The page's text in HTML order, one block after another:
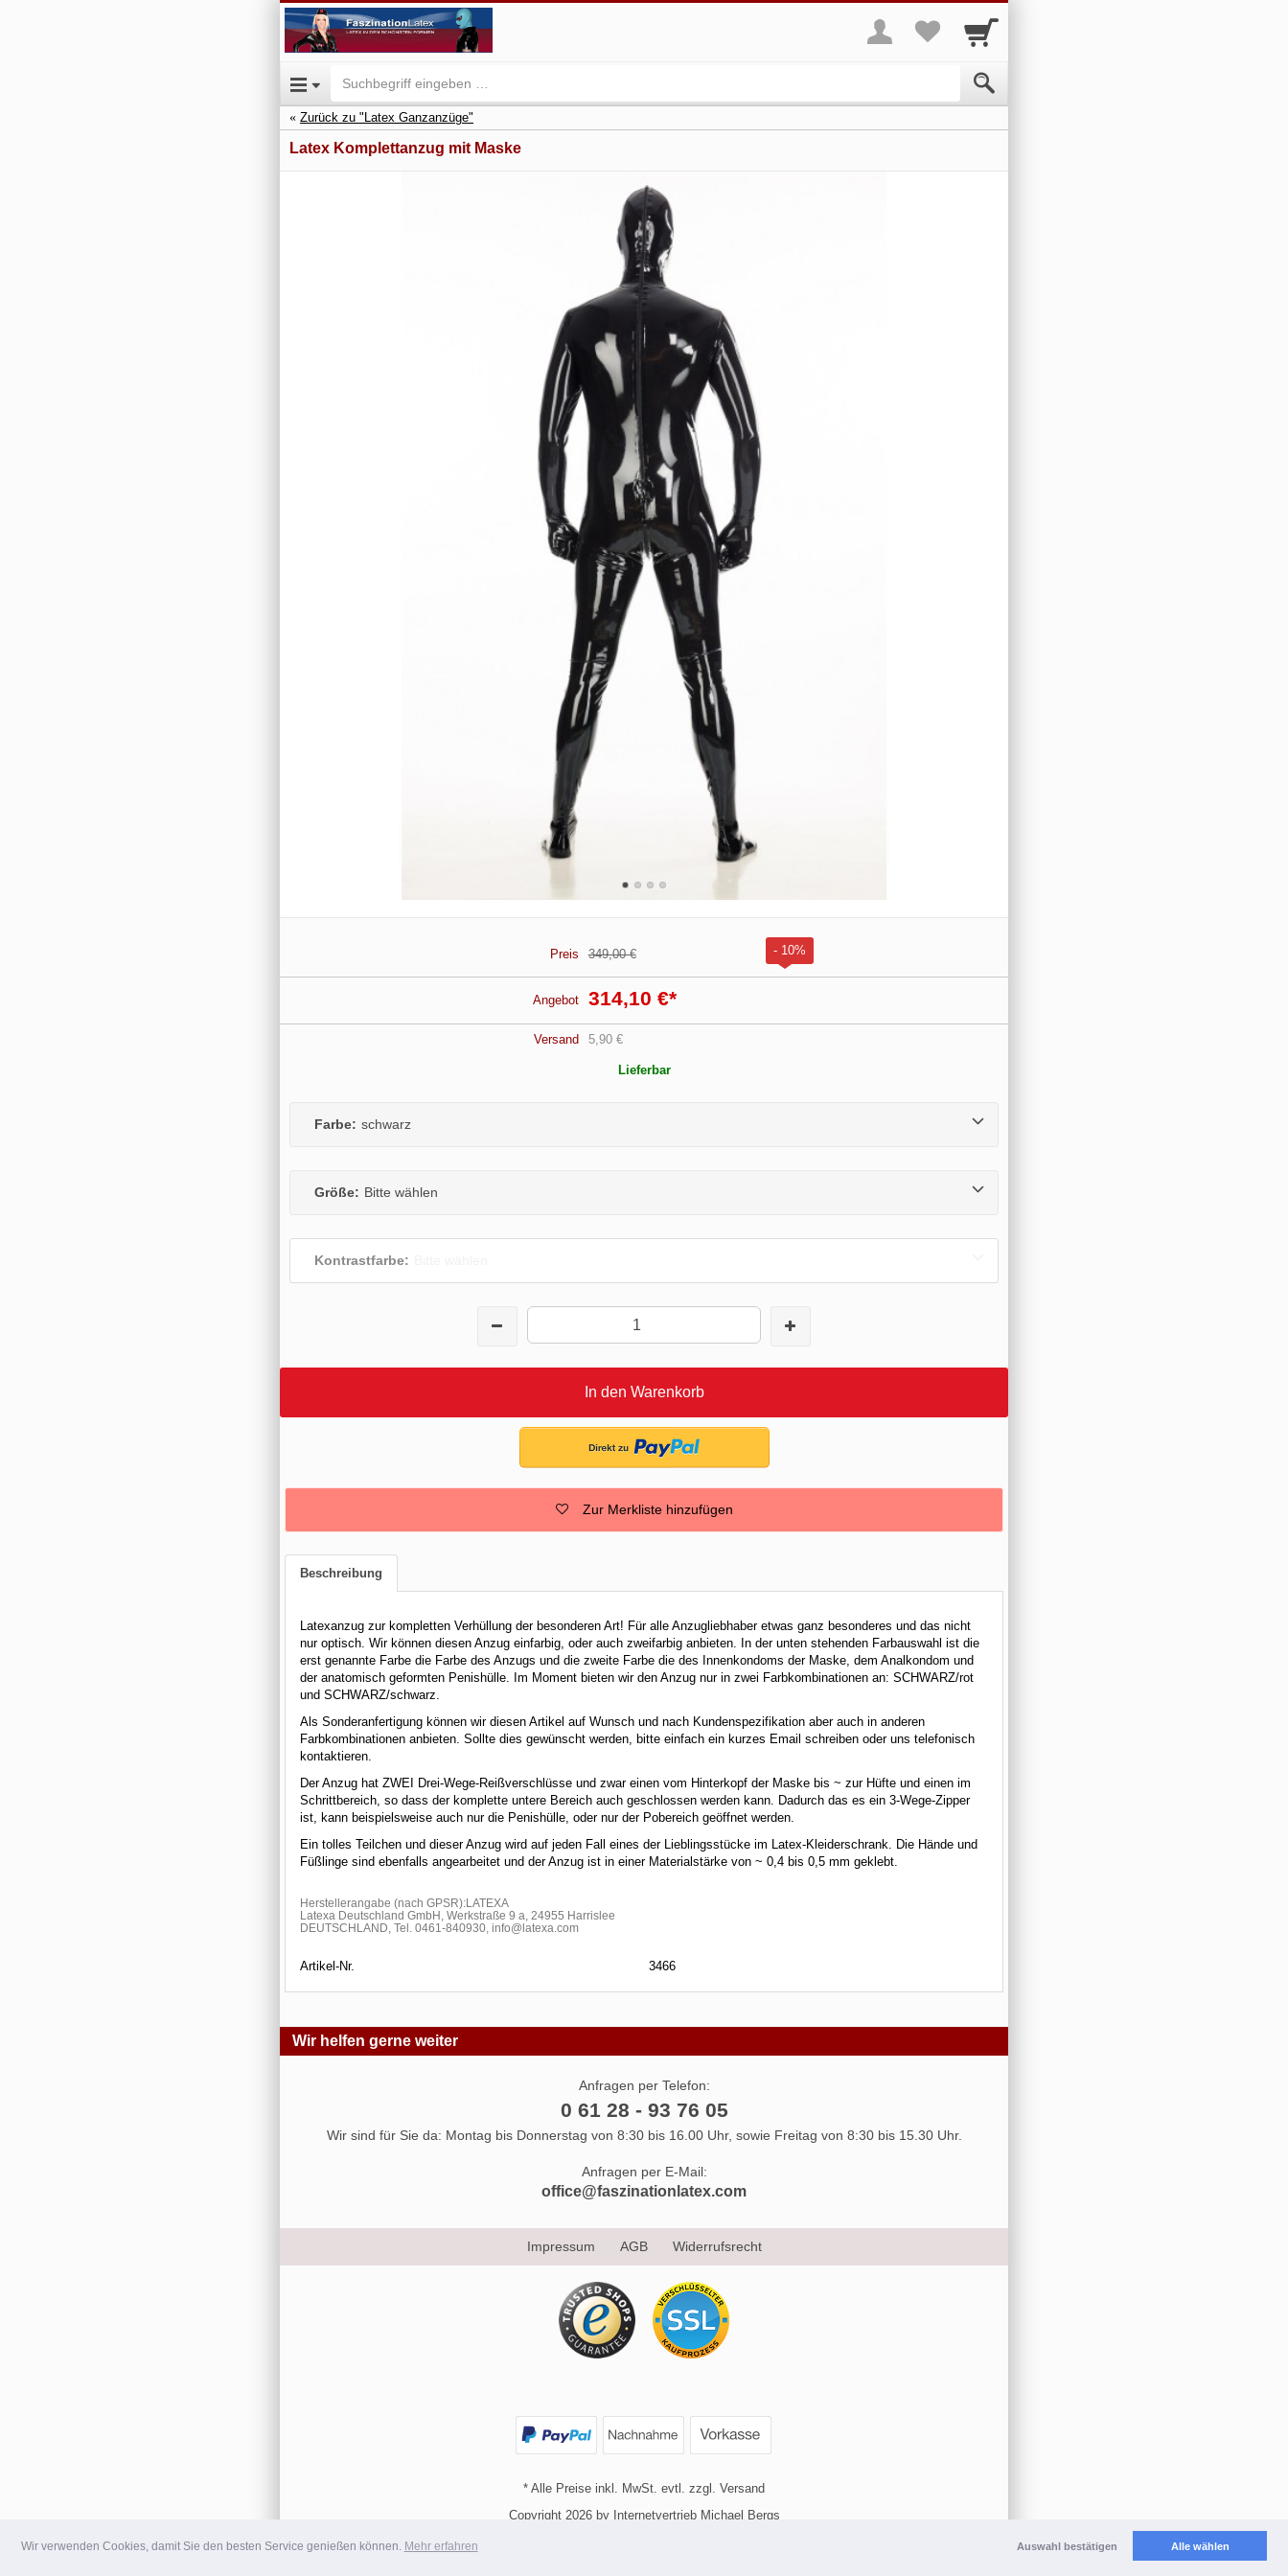
Wir verwenden Cookies, damit Sie den besten Service genießen können. Mehr erfahren Auswahl bestätigen Alle wählen
Zurück zu "Latex Ganzanzüge"
Latex Komplettanzug mit Maske
Preis 349,00 € - 10%
Angebot 314,10 €*
Versand 5,90 €
Lieferbar
Farbe: schwarz
Größe: Bitte wählen
Kontrastfarbe:
In den Warenkorb
Zur Merkliste hinzufügen
Beschreibung
Latexanzug zur kompletten Verhüllung der besonderen Art! Für alle Anzugliebhaber etwas ganz besonderes und das nicht
nur optisch. Wir können diesen Anzug einfarbig, oder auch zweifarbig anbieten. In der unten stehenden Farbauswahl ist die
erst genannte Farbe die Farbe des Anzugs und die zweite Farbe die des Innenkondoms der Maske, dem Analkondom und
der anatomisch geformten Penishülle. Im Moment bieten wir den Anzug nur in zwei Farbkombinationen an: SCHWARZ/rot
und SCHWARZ/schwarz.
Als Sonderanfertigung können wir diesen Artikel auf Wunsch und nach Kundenspezifikation aber auch in anderen
Farbkombinationen anbieten. Sollte dies gewünscht werden, bitte einfach ein kurzes Email schreiben oder uns telefonisch
kontaktieren.
Der Anzug hat ZWEI Drei-Wege-Reißverschlüsse und zwar einen vom Hinterkopf der Maske bis ~ zur Hüfte und einen im
Schrittbereich, so dass der komplette untere Bereich auch geschlossen werden kann. Dadurch das es ein 3-Wege-Zipper
ist, kann beispielsweise auch nur die Penishülle, oder nur der Pobereich geöffnet werden.
Ein tolles Teilchen und dieser Anzug wird auf jeden Fall eines der Lieblingsstücke im Latex-Kleiderschrank. Die Hände und
Füßlinge sind ebenfalls angearbeitet und der Anzug ist in einer Materialstärke von ~ 0,4 bis 0,5 mm geklebt.
Herstellerangabe (nach GPSR):LATEXA
Latexa Deutschland GmbH, Werkstraße 9 a, 24955 Harrislee
DEUTSCHLAND, Tel. 0461-840930, info@latexa.com
Artikel-Nr. 3466
Wir helfen gerne weiter
Anfragen per Telefon:
0 61 28 - 93 76 05
Wir sind für Sie da: Montag bis Donnerstag von 8:30 bis 16.00 Uhr, sowie Freitag von 8:30 bis 15.30 Uhr.
Anfragen per E-Mail:
office@faszinationlatex.com
Impressum AGB Widerrufsrecht
* Alle Preise inkl. MwSt. evtl. zzgl. Versand
Copyright 2026 by Internetvertrieb Michael Bergs